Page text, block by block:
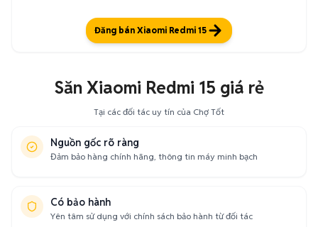
Đăng bán Xiaomi Redmi 15
Săn Xiaomi Redmi 15 giá rẻ
Tại các đối tác uy tín của Chợ Tốt
Nguồn gốc rõ ràng
Đảm bảo hàng chính hãng, thông tin máy minh bạch
Có bảo hành
Yên tâm sử dụng với chính sách bảo hành từ đối tác